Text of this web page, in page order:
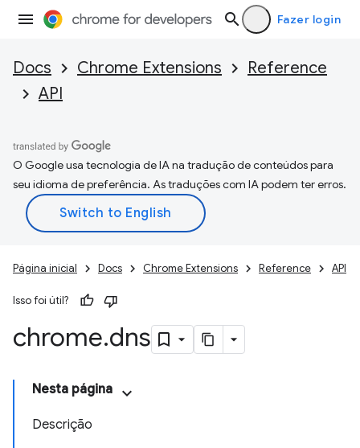
Fazer login
Docs Chrome Extensions
Reference
API
O Google usa tecnologia de IA na tradução de conteúdos para
seu idioma de preferência. As traduções com IA podem ter erros.
Página inicial Docs Chrome Extensions Reference API
Isso foi útil?
chrome.dns
Nesta página
Descrição